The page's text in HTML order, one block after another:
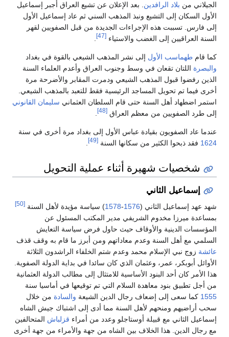
الجيلاني من بلاد الرافدين. بعد الإعلان عن تشيع العراق أجبر إسماعيل
الأول السكان إلى التشيع ونبذ المذهب السني ثم عاد إسماعيل الأول
إلى فارس. تسببت هذه الإجراءات الجديدة من قبل الصفويين لقهر
السنة العراقيين إلى الغضب والاستياء [47]
.
كما قام طهماسب الأول إلى نشر المذهب الشيعي بالقوة في بغداد
والبصرة اللتان تقعان في وسط وجنوب العراق وأعدم العلماء السنة
الذين رفضوا قبول المذهب الشيعي ودمرت المقابر والأضرحة مرة
أخرى فيما تم تحويل المساجد الرئيسية فقط للتعبد بالمذهب الشيعي.
استمر اضطهاد أهل السنة حتى قام السلطان العثماني سليمان القانوني
إلى طرد الصفويين من معظم العراق [48]
.
عندما عاد الصفويون بقيادة عباس الأول إلى بغداد مرة أخرى في سنة
1624 فقد ذبحوا الكثير من سكانها السنة [49]
.
شخصيات شهيرة أثناء عملية التحويل
إسماعيل الثاني
شهد عهد إسماعيل الثاني (1576
-
1578) سياسة مؤيدة لأهل السنة [50]
بمساعدة ميرزا مخدوم الشريفي مدير المكتب المسئول عن
المؤسسات الدينية والأوقاف حيث حاول فرض سياسة التعايش
السلمي مع أهل السنة وعدم معاداتهم ومن أبرز ما قام به وقف قذف
عائشة زوج نبي الإسلام محمد وعدم شتم الخلفاء الراشدون الثلاثة
الأوائل أبوبكر، عمر، وعثمان الذي كان سائدا في بداية الدولة الصفوية.
هذا الأمر كان أحد البنود الأساسية للامتثال إلى مطالب الدولة العثمانية
من أجل تطبيق بنود معاهدة السلام التي تم توقيعها في أماسيا سنة
1555 كما سعى إلى إضعاف رجال الدين الشيعة والسادة من خلال
سحب أراضيهم ومنحهم لأهل السنة مما أدى إلى اشتباك جيش الشاه
إسماعيل الثاني مع قبيلة أوستاجلو وعدد من أمراء قزلباش المتحالفين
مع رجال الدين. هذا الخلاف بين الشاه من جهة والأمراء من جهة أخرى